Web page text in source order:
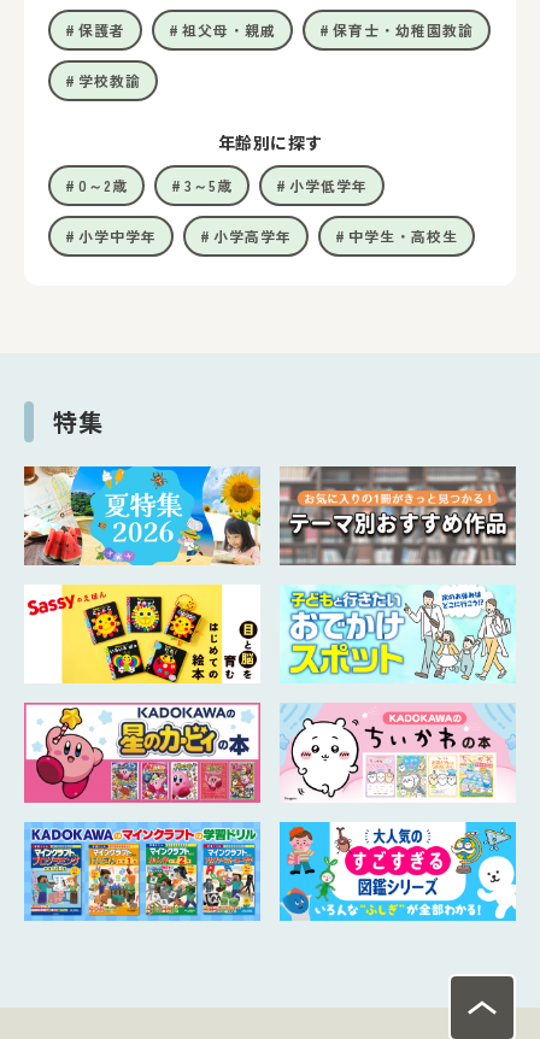
保護者 祖父母・親戚 保育士・幼稚園教諭
学校教諭
年齢別に探す
0～2歳 3～5歳 小学低学年
小学中学年 小学高学年 中学生・高校生
特集